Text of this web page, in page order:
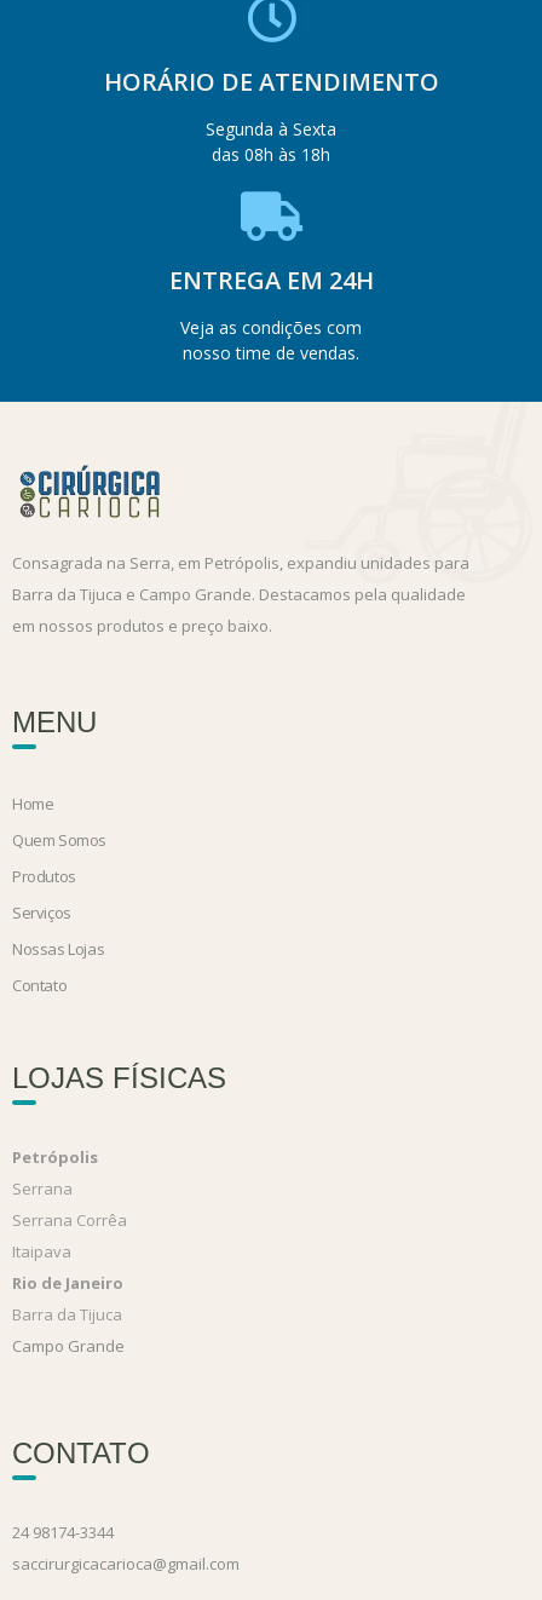
HORÁRIO DE ATENDIMENTO
Segunda à Sexta
das 08h às 18h
ENTREGA EM 24H
Veja as condições com
nosso time de vendas.
Consagrada na Serra, em Petrópolis, expandiu unidades para
Barra da Tijuca e Campo Grande. Destacamos pela qualidade
em nossos produtos e preço baixo.
MENU
Home
Quem Somos
Produtos
Serviços
Nossas Lojas
Contato
LOJAS FÍSICAS
Petrópolis
Serrana
Serrana Corrêa
Itaipava
Rio de Janeiro
Barra da Tijuca
Campo Grande
CONTATO
24 98174-3344
saccirurgicacarioca@gmail.com